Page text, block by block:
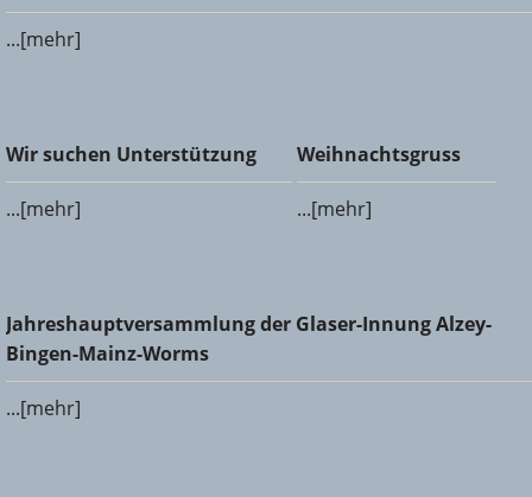
...[mehr]
Wir suchen Unterstützung
Wir suchen Unterstützung
...[mehr]
Weihnachtsgruss
Weihnachtsgruss
...[mehr]
Jahreshauptversammlung der Glaser-Innung Alzey-Bingen-
Mainz-Worms
Jahreshauptversammlung der Glaser-Innung Alzey-
Bingen-Mainz-Worms
...[mehr]